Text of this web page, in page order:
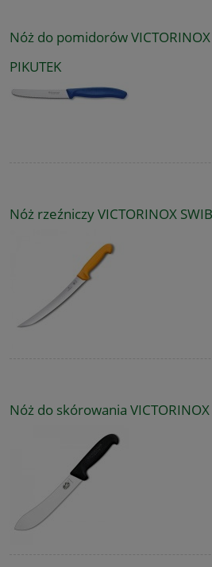
Nóż do pomidorów
PIKUTEK
Nóż rzeźniczy VICTORINOX
Nóż do skórowania